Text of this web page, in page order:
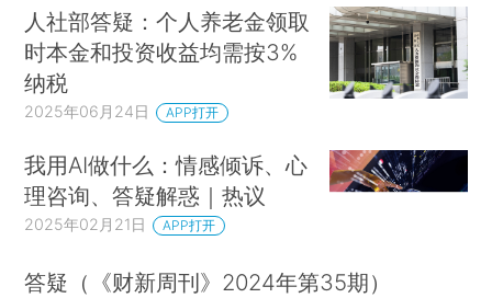
人社部答疑：个人养老金领取
时本金和投资收益均需按3%
纳税
2025年06月24日 APP打开
我用AI做什么：情感倾诉、心
理咨询、答疑解惑｜热议
2025年02月21日 APP打开
答疑（《财新周刊》2024年第35期）